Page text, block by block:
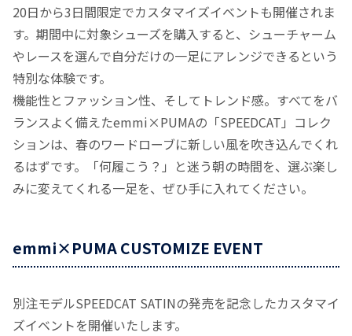
20日から3日間限定でカスタマイズイベントも開催されま
す。期間中に対象シューズを購入すると、シューチャーム
やレースを選んで自分だけの一足にアレンジできるという
特別な体験です。
機能性とファッション性、そしてトレンド感。すべてをバ
ランスよく備えたemmi×PUMAの「SPEEDCAT」コレク
ションは、春のワードローブに新しい風を吹き込んでくれ
るはずです。「何履こう？」と迷う朝の時間を、選ぶ楽し
みに変えてくれる一足を、ぜひ手に入れてください。
emmi×PUMA CUSTOMIZE EVENT
別注モデルSPEEDCAT SATINの発売を記念したカスタマイ
ズイベントを開催いたします。